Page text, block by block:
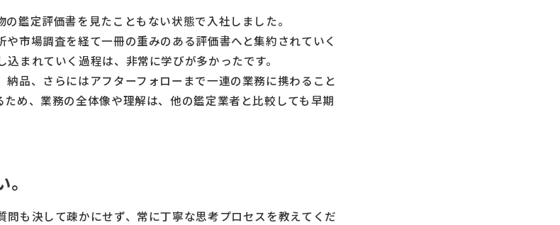
鑑定評価書を見たこともない状態で入社しました。
市場調査を経て一冊の重みのある評価書へと集約されていく
まれていく過程は、非常に学びが多かったです。
品、さらにはアフターフォローまで一連の業務に携わること
め、業務の全体像や理解は、他の鑑定業者と比較しても早期
も決して疎かにせず、常に丁寧な思考プロセスを教えてくだ